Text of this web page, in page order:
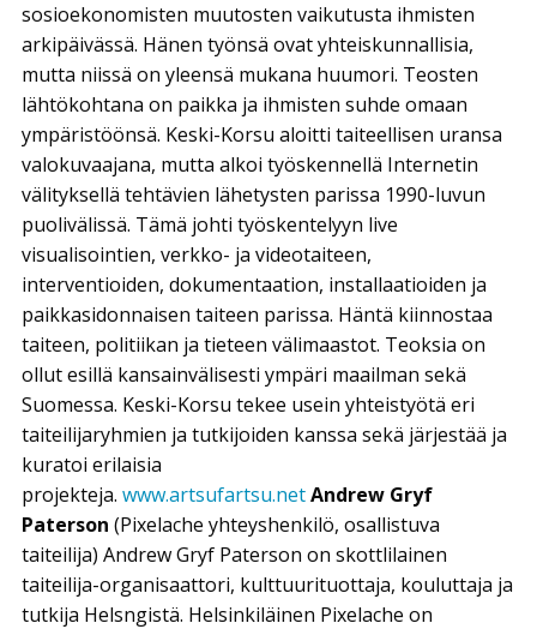
sosioekonomisten muutosten vaikutusta ihmisten
arkipäivässä. Hänen työnsä ovat yhteiskunnallisia,
mutta niissä on yleensä mukana huumori. Teosten
lähtökohtana on paikka ja ihmisten suhde omaan
ympäristöönsä. Keski-Korsu aloitti taiteellisen uransa
valokuvaajana, mutta alkoi työskennellä Internetin
välityksellä tehtävien lähetysten parissa 1990-luvun
puolivälissä. Tämä johti työskentelyyn live
visualisointien, verkko- ja videotaiteen,
interventioiden, dokumentaation, installaatioiden ja
paikkasidonnaisen taiteen parissa. Häntä kiinnostaa
taiteen, politiikan ja tieteen välimaastot. Teoksia on
ollut esillä kansainvälisesti ympäri maailman sekä
Suomessa. Keski-Korsu tekee usein yhteistyötä eri
taiteilijaryhmien ja tutkijoiden kanssa sekä järjestää ja
kuratoi erilaisia
projekteja. www.artsufartsu.netAndrew Gryf
Paterson (Pixelache yhteyshenkilö, osallistuva
taiteilija) Andrew Gryf Paterson on skottlilainen
taiteilija-organisaattori, kulttuurituottaja, kouluttaja ja
tutkija Helsngistä. Helsinkiläinen Pixelache on